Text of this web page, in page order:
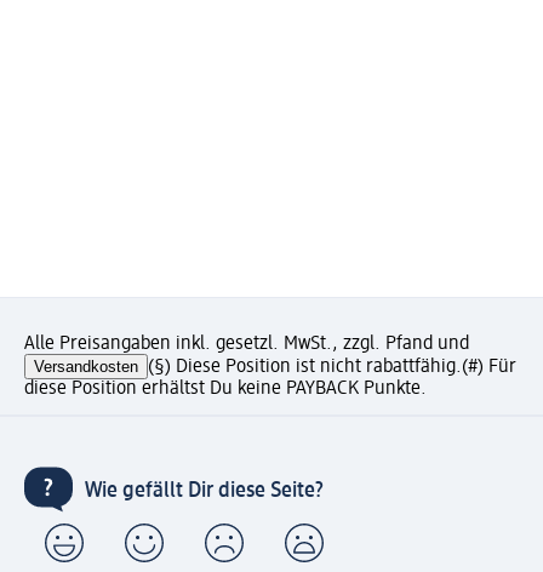
Alle Preisangaben inkl. gesetzl. MwSt., zzgl. Pfand und
Versandkosten (§) Diese Position ist nicht rabattfähig.(#) Für
diese Position erhältst Du keine PAYBACK Punkte.
Wie gefällt Dir diese Seite?